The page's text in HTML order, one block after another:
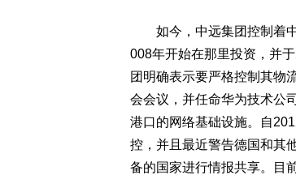
如今，中远集团控制着中
008年开始在那里投资，并
团明确表示要严格控制其物
会会议，并任命华为技术公
港口的网络基础设施。自
控，并且最近警告德国和其
备的国家进行情报共享。目